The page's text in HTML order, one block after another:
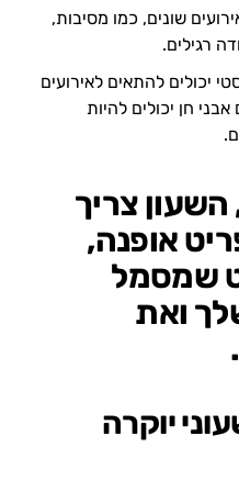
שונים, כמו מסיבות,
רגילים.
יכולים להתאים לאירועים
אבני חן יכולים להיות
צריך
אופנה,
שמסמל
ואת
יוקרה